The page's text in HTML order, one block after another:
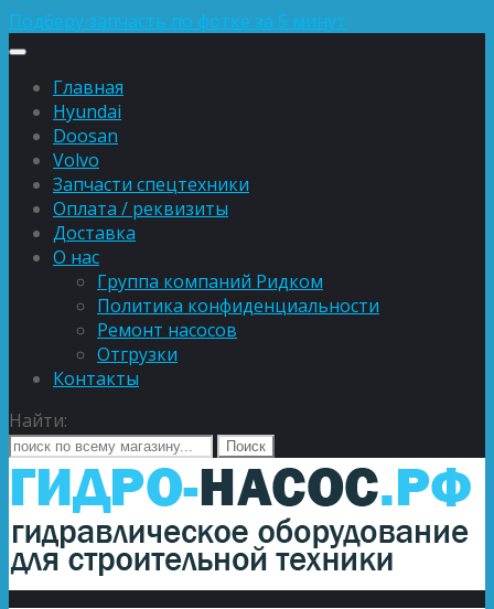
Подберу запчасть по фотке за 5 минут
Главная
Hyundai
Doosan
Volvo
Запчасти спецтехники
Оплата / реквизиты
Доставка
О нас
Группа компаний Ридком
Политика конфиденциальности
Ремонт насосов
Отгрузки
Контакты
Найти: